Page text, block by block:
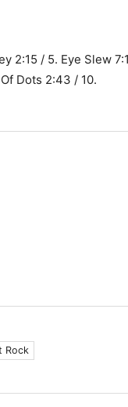
2:15 / 5. Eye Slew
Dots 2:43 / 10.
Rock